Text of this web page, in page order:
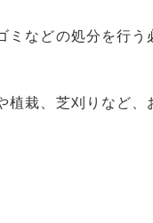
ミなどの処分を行う
植栽、芝刈りなど、